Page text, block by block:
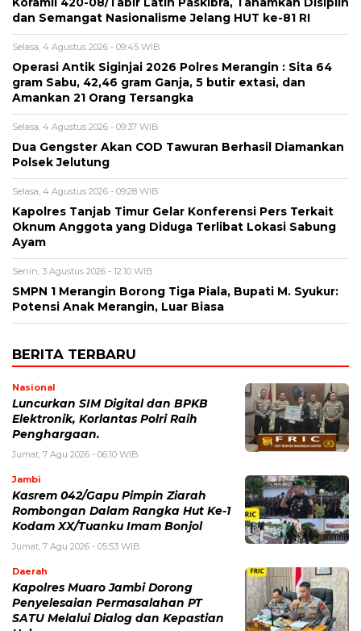
dan Semangat Nasionalisme Jelang HUT ke-81 RI
Selasa, 4 Agustus 2026 - 09:45 WIB
Operasi Antik Siginjai 2026 Polres Merangin : Sita 64
gram Sabu, 42,46 gram Ganja, 5 butir extasi, dan
Amankan 21 Orang Tersangka
Selasa, 4 Agustus 2026 - 09:37 WIB
Dua Gengster Akan COD Tawuran Berhasil Diamankan
Polsek Jelutung
Selasa, 4 Agustus 2026 - 09:28 WIB
Kapolres Tanjab Timur Gelar Konferensi Pers Terkait
Oknum Anggota yang Diduga Terlibat Lokasi Sabung
Ayam
Senin, 3 Agustus 2026 - 12:10 WIB
SMPN 1 Merangin Borong Tiga Piala, Bupati M. Syukur:
Potensi Anak Merangin, Luar Biasa
BERITA TERBARU
Nasional
Luncurkan SIM Digital dan BPKB
Elektronik, Korlantas Polri Raih
Penghargaan.
Jumat, 7 Agu 2026 - 06:10 WIB
Jambi
Kasrem 042/Gapu Pimpin Ziarah
Rombongan Dalam Rangka Hut Ke-1
Kodam XX/Tuanku Imam Bonjol
Jumat, 7 Agu 2026 - 05:53 WIB
Daerah
Kapolres Muaro Jambi Dorong
Penyelesaian Permasalahan PT
SATU Melalui Dialog dan Kepastian